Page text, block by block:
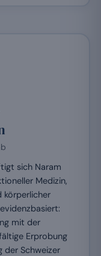
sich Naram
Medizin,
körperlicher
mit der
Erprobung
der Schweizer